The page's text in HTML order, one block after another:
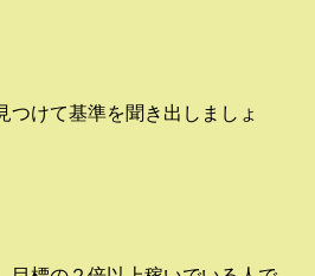
つけて基準を聞き出しましょ